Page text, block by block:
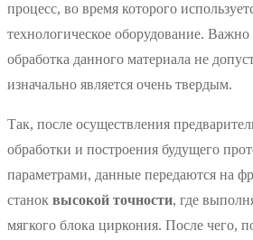
процесс, во время которого
технологическое оборудование. Важно
обработка данного материала не
изначально является очень твердым.
Так, после осуществления
обработки и построения будущего
параметрами, данные передаются на
станок высокой точности, где
мягкого блока циркония. После чего,